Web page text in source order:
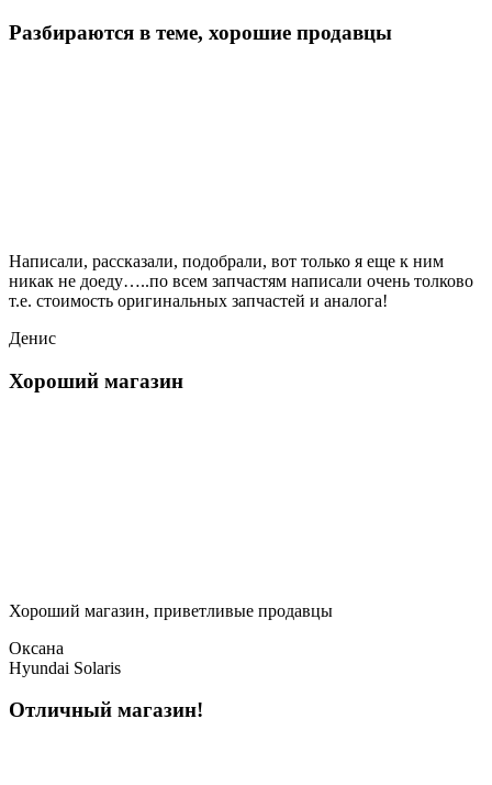
Разбираются в теме, хорошие продавцы
Написали, рассказали, подобрали, вот только я еще к ним
никак не доеду…..по всем запчастям написали очень толково
т.е. стоимость оригинальных запчастей и аналога!
Денис
Хороший магазин
Хороший магазин, приветливые продавцы
Оксана
Hyundai Solaris
Отличный магазин!